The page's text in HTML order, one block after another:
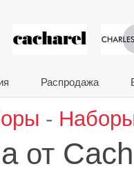
Распродажа
-
от